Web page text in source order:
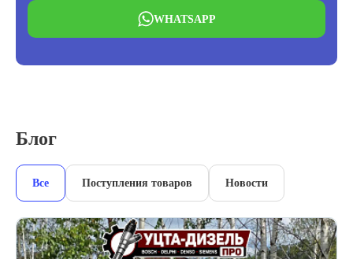
WHATSAPP
Блог
Все Поступления товаров Новости